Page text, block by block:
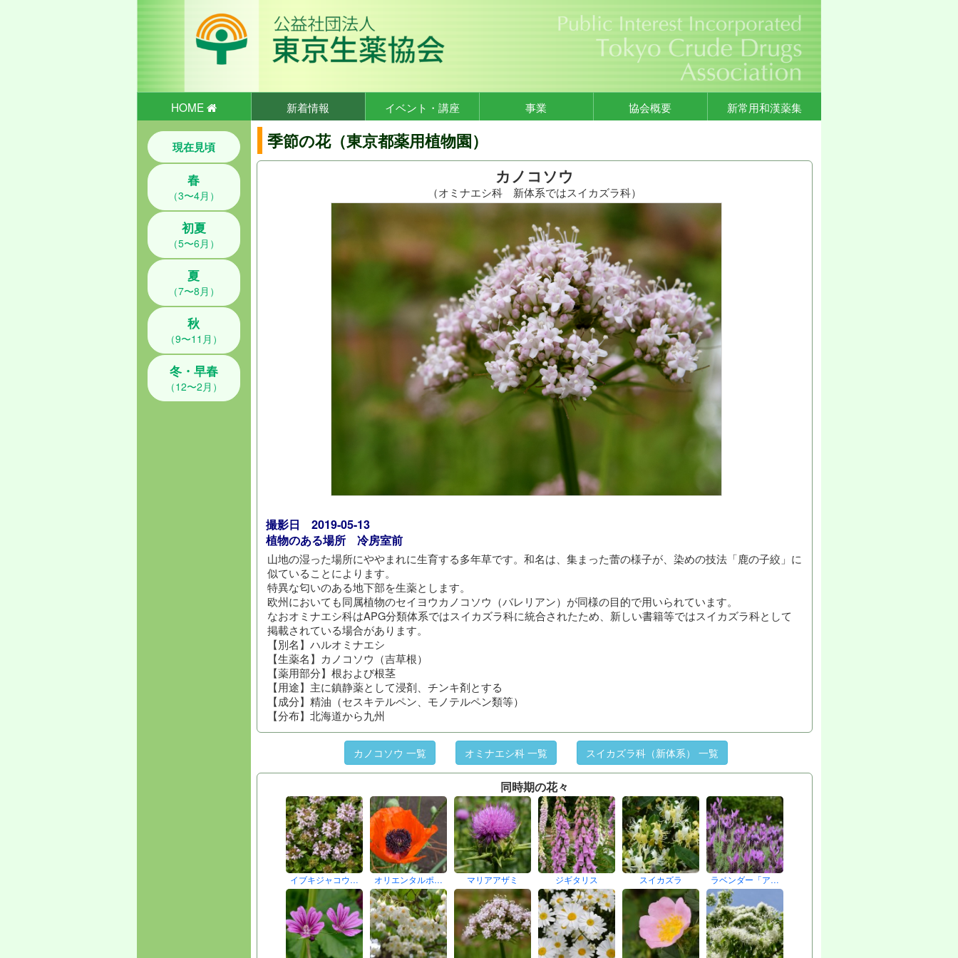
HOME 新着情報 イベント・講座 事業 協会概要 新常用和漢薬集
現在見頃
春
（3〜4月）
初夏
（5〜6月）
夏
（7〜8月）
秋
（9〜11月）
冬・早春
（12〜2月）
季節の花（東京都薬用植物園）
カノコソウ
（オミナエシ科 新体系ではスイカズラ科）
撮影日 2019-05-13
植物のある場所 冷房室前
山地の湿った場所にややまれに生育する多年草です。和名は、集まった蕾の様子が、染めの技法「鹿の子絞」に
似ていることによります。
特異な匂いのある地下部を生薬とします。
欧州においても同属植物のセイヨウカノコソウ（バレリアン）が同様の目的で用いられています。
なおオミナエシ科はAPG分類体系ではスイカズラ科に統合されたため、新しい書籍等ではスイカズラ科として
掲載されている場合があります。
【別名】ハルオミナエシ
【生薬名】カノコソウ（吉草根）
【薬用部分】根および根茎
【用途】主に鎮静薬として浸剤、チンキ剤とする
【成分】精油（セスキテルペン、モノテルペン類等）
【分布】北海道から九州
カノコソウ 一覧 オミナエシ科 一覧 スイカズラ科（新体系） 一覧
同時期の花々
イブキジャコウ… オリエンタルポ… マリアアザミ ジギタリス スイカズラ ラベンダー「ア…